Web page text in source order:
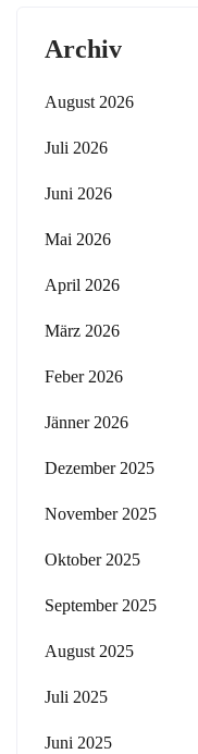
Archiv
August 2026
Juli 2026
Juni 2026
Mai 2026
April 2026
März 2026
Feber 2026
Jänner 2026
Dezember 2025
November 2025
Oktober 2025
September 2025
August 2025
Juli 2025
Juni 2025